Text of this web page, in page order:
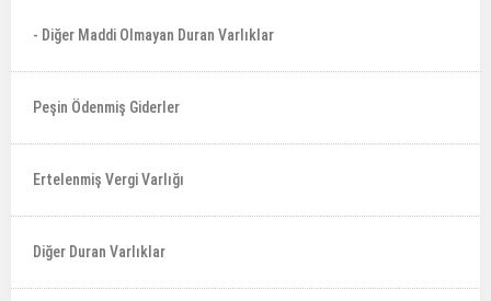
- Diğer Maddi Olmayan Duran Varlıklar
Peşin Ödenmiş Giderler
Ertelenmiş Vergi Varlığı
Diğer Duran Varlıklar